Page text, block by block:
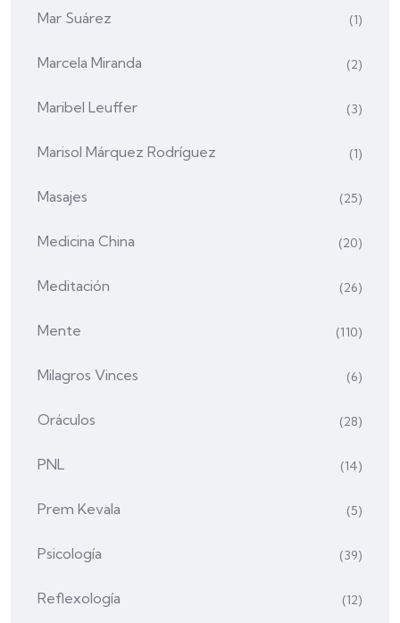
Mar Suárez (1)
Marcela Miranda (2)
Maribel Leuffer (3)
Marisol Márquez Rodríguez (1)
Masajes (25)
Medicina China (20)
Meditación (26)
Mente (110)
Milagros Vinces (6)
Oráculos (28)
PNL (14)
Prem Kevala (5)
Psicología (39)
Reflexología (12)